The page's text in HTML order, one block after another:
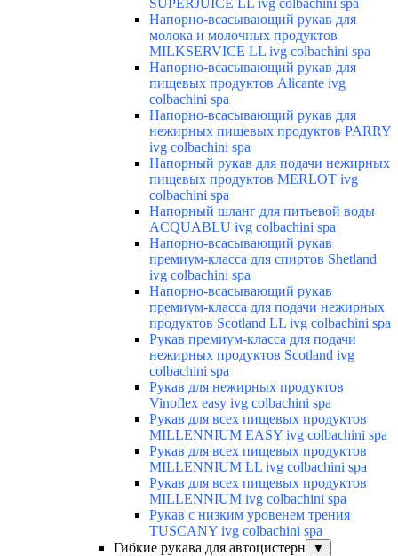
Напорно-всасывающий рукав для
молока и молочных продуктов
MILKSERVICE LL ivg colbachini spa
Напорно-всасывающий рукав для
пищевых продуктов Alicante ivg
colbachini spa
Напорно-всасывающий рукав для
нежирных пищевых продуктов PARRY
ivg colbachini spa
Напорный рукав для подачи нежирных
пищевых продуктов MERLOT ivg
colbachini spa
Напорный шланг для питьевой воды
ACQUABLU ivg colbachini spa
Напорно-всасывающий рукав
премиум-класса для спиртов Shetland
ivg colbachini spa
Напорно-всасывающий рукав
премиум-класса для подачи нежирных
продуктов Scotland LL ivg colbachini spa
Рукав премиум-класса для подачи
нежирных продуктов Scotland ivg
colbachini spa
Рукав для нежирных продуктов
Vinoflex easy ivg colbachini spa
Рукав для всех пищевых продуктов
MILLENNIUM EASY ivg colbachini spa
Рукав для всех пищевых продуктов
MILLENNIUM LL ivg colbachini spa
Рукав для всех пищевых продуктов
MILLENNIUM ivg colbachini spa
Рукав с низким уровенем трения
TUSCANY ivg colbachini spa
Гибкие рукава для автоцистерн
▼